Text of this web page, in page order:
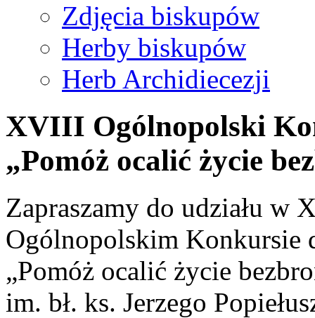
Zdjęcia biskupów
Herby biskupów
Herb Archidiecezji
XVIII Ogólnopolski
„Pomóż ocalić życie
Zapraszamy do udziału w
Ogólnopolskim Konkursie
„Pomóż ocalić życie
im. bł. ks. Jerzego